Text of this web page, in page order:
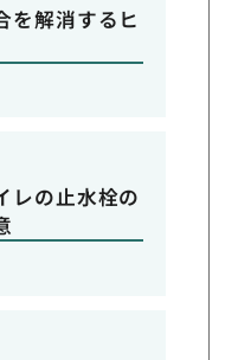
を解消するヒ
レの止水栓の